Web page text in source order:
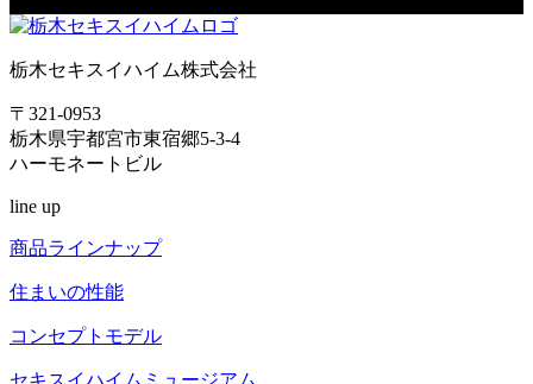
栃木セキスイハイム株式会社
〒321-0953
栃木県宇都宮市東宿郷5-3-4
ハーモネートビル
line up
商品ラインナップ
住まいの性能
コンセプトモデル
セキスイハイム ミュージアム